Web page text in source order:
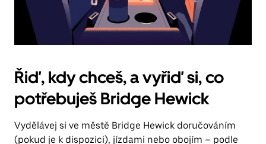
Řiď, kdy chceš, a vyřiď si, co
potřebuješ Bridge Hewick
Vydělávej si ve městě Bridge Hewick doručováním
(pokud je k dispozici), jízdami nebo obojím – podle